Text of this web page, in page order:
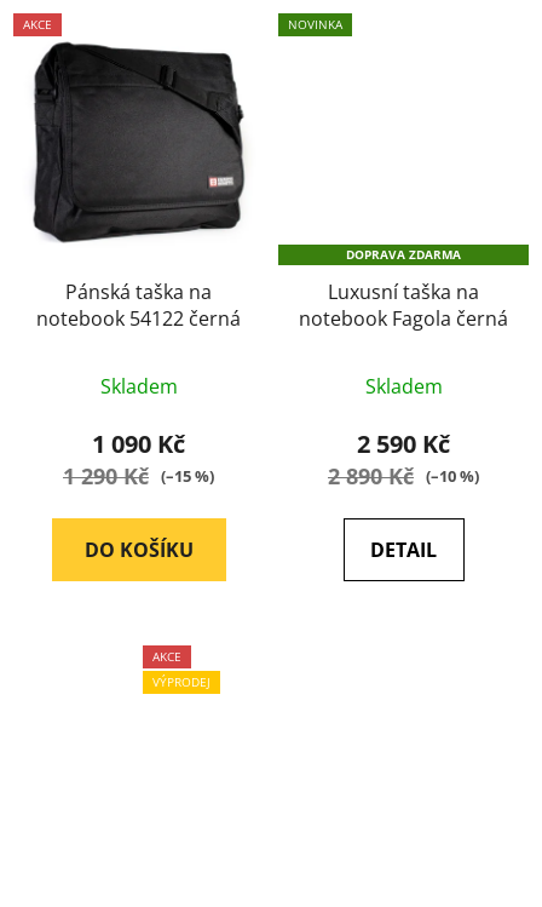
AKCE
Pánská taška na
notebook 54122 černá
hodnocení
produktu
je
5
Skladem
1 090 Kč
1 290 Kč (–15 %)
DO KOŠÍKU
NOVINKA
DOPRAVA ZDARMA
Luxusní taška na
notebook Fagola černá
Skladem
2 590 Kč
2 890 Kč (–10 %)
DETAIL
AKCE
VÝPRODEJ